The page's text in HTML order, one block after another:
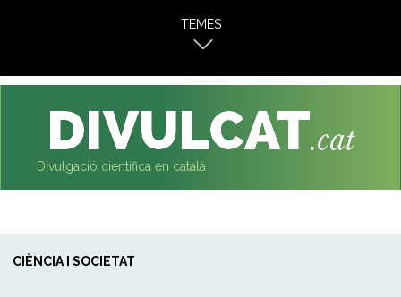
TEMES
Divulgació científica en català
CIÈNCIA I SOCIETAT